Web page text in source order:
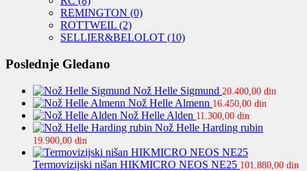
REMINGTON (0)
ROTTWEIL (2)
SELLIER&BELOLOT (10)
Poslednje Gledano
Nož Helle Sigmund 20.400,00 din
Nož Helle Almenn 16.450,00 din
Nož Helle Alden 11.300,00 din
Nož Helle Harding rubin
19.900,00 din
Termovizijski nišan HIKMICRO NEOS NE25 101.880,00 din